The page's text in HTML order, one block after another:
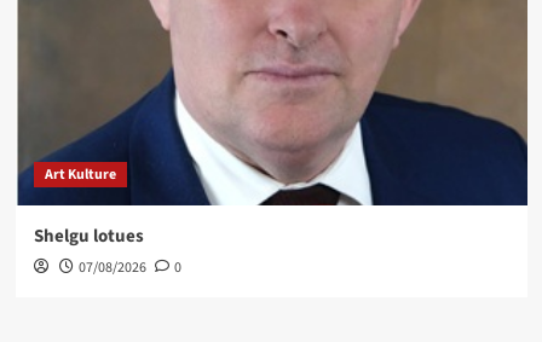
Art Kulture
Shelgu lotues
07/08/2026 0